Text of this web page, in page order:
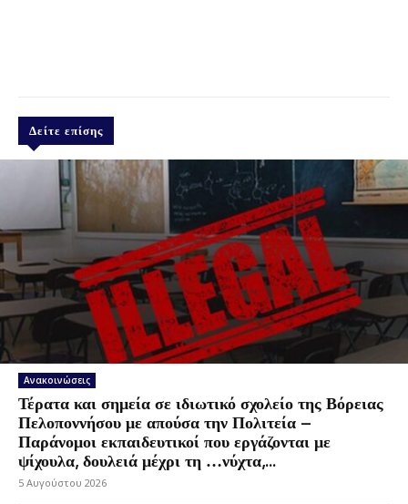
Δείτε επίσης
Ανακοινώσεις
Τέρατα και σημεία σε ιδιωτικό σχολείο της Βόρειας
Πελοποννήσου με απούσα την Πολιτεία –
Παράνομοι εκπαιδευτικοί που εργάζονται με
ψίχουλα, δουλειά μέχρι τη …νύχτα,...
5 Αυγούστου 2026